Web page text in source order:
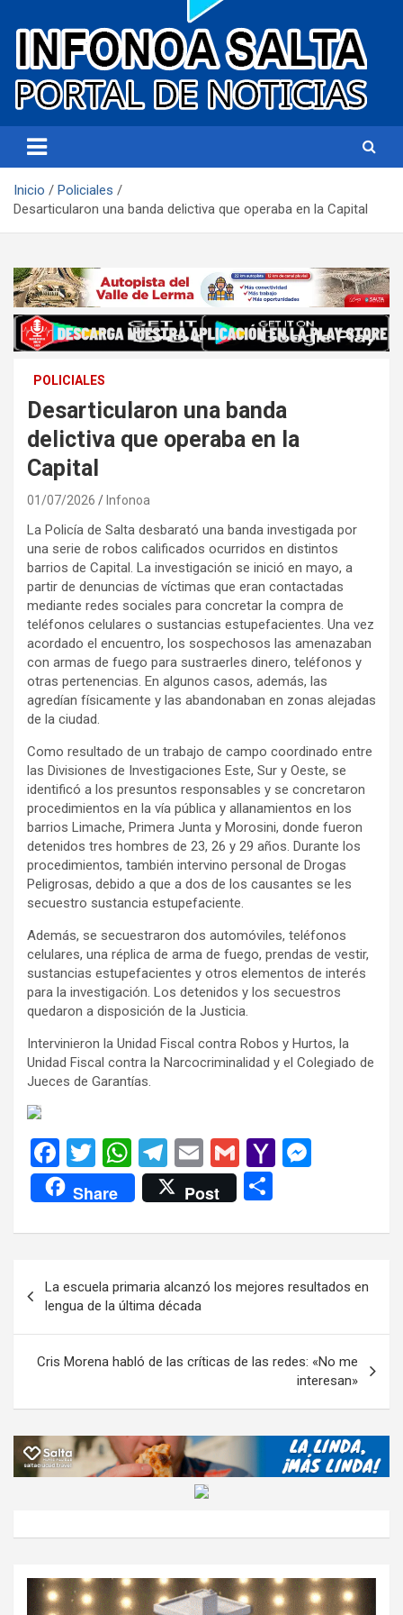
Infonoa Salta
Inicio
Policiales
Desarticularon una banda delictiva que operaba en la Capital
POLICIALES
Desarticularon una banda
delictiva que operaba en la
Capital
01/07/2026 Infonoa
La Policía de Salta desbarató una banda investigada por
una serie de robos calificados ocurridos en distintos
barrios de Capital. La investigación se inició en mayo, a
partir de denuncias de víctimas que eran contactadas
mediante redes sociales para concretar la compra de
teléfonos celulares o sustancias estupefacientes. Una vez
acordado el encuentro, los sospechosos las amenazaban
con armas de fuego para sustraerles dinero, teléfonos y
otras pertenencias. En algunos casos, además, las
agredían físicamente y las abandonaban en zonas alejadas
de la ciudad.
Como resultado de un trabajo de campo coordinado entre
las Divisiones de Investigaciones Este, Sur y Oeste, se
identificó a los presuntos responsables y se concretaron
procedimientos en la vía pública y allanamientos en los
barrios Limache, Primera Junta y Morosini, donde fueron
detenidos tres hombres de 23, 26 y 29 años. Durante los
procedimientos, también intervino personal de Drogas
Peligrosas, debido a que a dos de los causantes se les
secuestro sustancia estupefaciente.
Además, se secuestraron dos automóviles, teléfonos
celulares, una réplica de arma de fuego, prendas de vestir,
sustancias estupefacientes y otros elementos de interés
para la investigación. Los detenidos y los secuestros
quedaron a disposición de la Justicia.
Intervinieron la Unidad Fiscal contra Robos y Hurtos, la
Unidad Fiscal contra la Narcocriminalidad y el Colegiado de
Jueces de Garantías.
F
a
ce
b
o
k
T
wi
tt
er
W
h
at
s
p
p
T
el
e
gr
m
E
m
ail
G
m
ail
Y
o
M
ail
n
er
Share Post
m
ar
tir
de
entradas
La escuela primaria alcanzó los mejores resultados en
lengua de la última década
Cris Morena habló de las críticas de las redes: «No me
interesan»